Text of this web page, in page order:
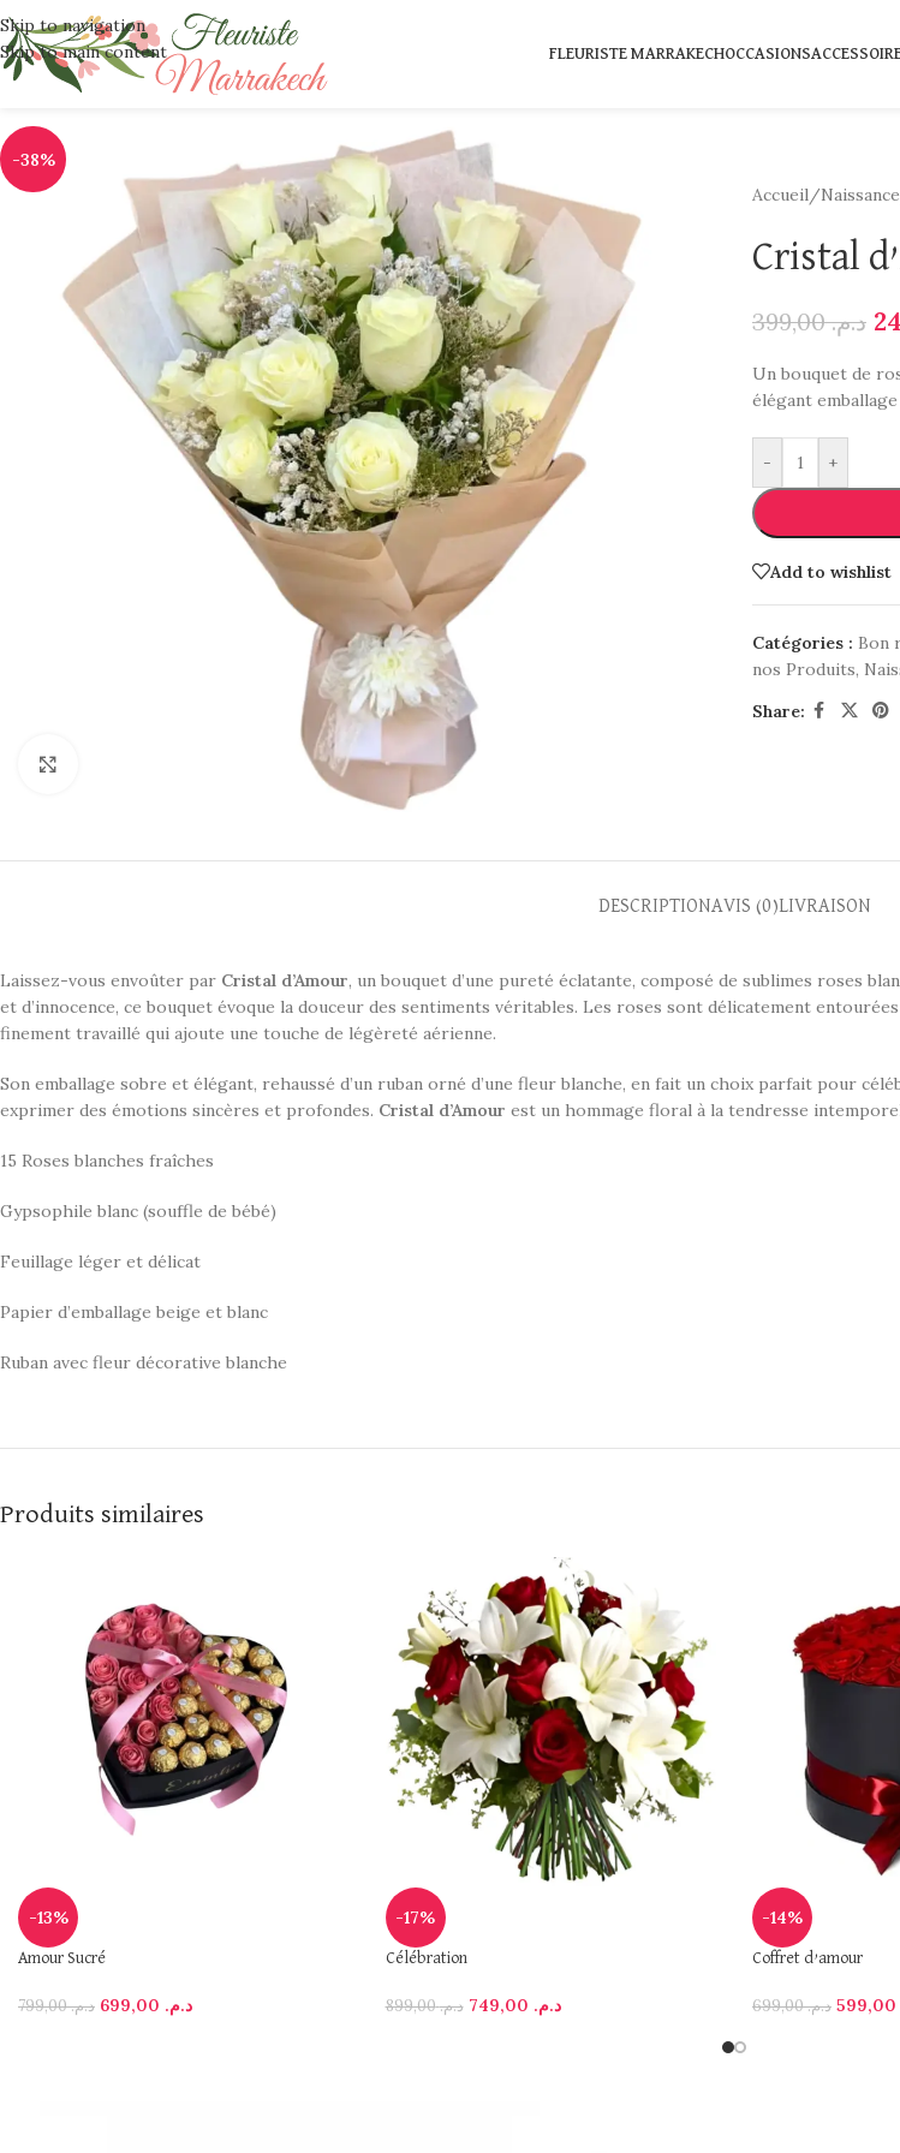
Skip to navigation
Skip to main content
FLEURISTE MARRAKECHOCCASIONS
-38%
Accueil/Naissance
Cristal
د.م.399,00
Un bouquet de
élégant emballage
- +
Add to wishlist
Catégories : Bon
nos Produits,
Share:
DESCRIPTIONAVIS (0)LIVRAISON
Laissez-vous envoûter par Cristal d’Amour, un bouquet d’une pureté éclatante, composé de sublimes roses
et d’innocence, ce bouquet évoque la douceur des sentiments véritables. Les roses sont délicatement
finement travaillé qui ajoute une touche de légèreté aérienne.
Son emballage sobre et élégant, rehaussé d’un ruban orné d’une fleur blanche, en fait un choix parfait pour
exprimer des émotions sincères et profondes. Cristal d’Amour est un hommage floral à la tendresse
15 Roses blanches fraîches
Gypsophile blanc (souffle de bébé)
Feuillage léger et délicat
Papier d’emballage beige et blanc
Ruban avec fleur décorative blanche
Produits similaires
-13%
Amour Sucré
د.م.799,00 د.م.
-17%
Célébration
د.م.899,00 د.م.
-14%
Coffret d’amour
د.م.699,00